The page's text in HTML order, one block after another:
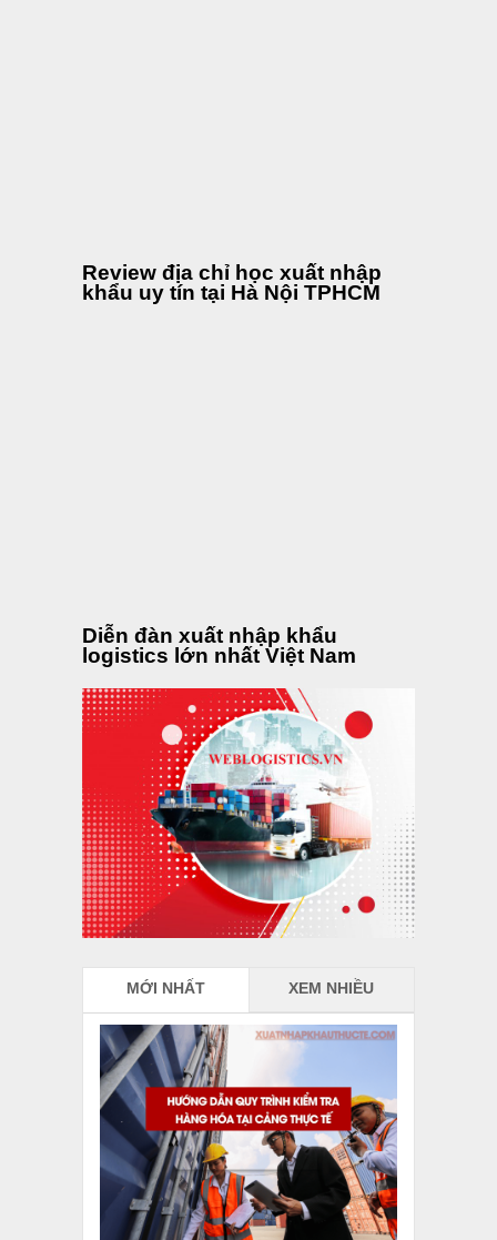
Review địa chỉ học xuất nhập
khẩu uy tín tại Hà Nội TPHCM
Diễn đàn xuất nhập khẩu
logistics lớn nhất Việt Nam
MỚI NHẤT XEM NHIỀU